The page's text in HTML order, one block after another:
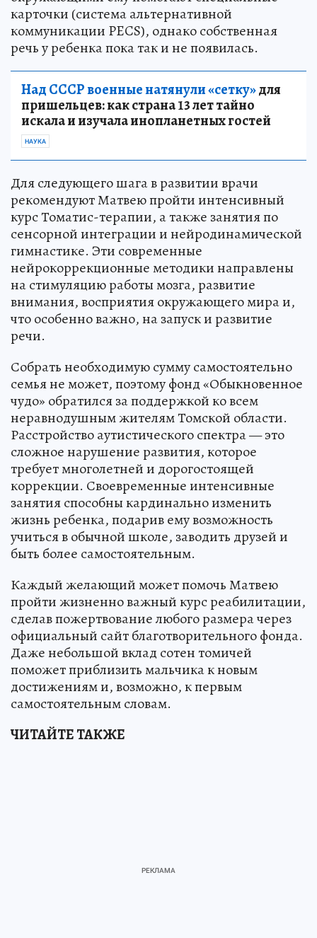
карточки (система альтернативной
коммуникации PECS), однако собственная
речь у ребенка пока так и не появилась.
Над СССР военные натянули «сетку»для
пришельцев: как страна 13 лет тайно
искала и изучала инопланетных гостей
НАУКА
Для следующего шага в развитии врачи
рекомендуют Матвею пройти интенсивный
курс Томатис-терапии, а также занятия по
сенсорной интеграции и нейродинамической
гимнастике. Эти современные
нейрокоррекционные методики направлены
на стимуляцию работы мозга, развитие
внимания, восприятия окружающего мира и,
что особенно важно, на запуск и развитие
речи.
Собрать необходимую сумму самостоятельно
семья не может, поэтому фонд «Обыкновенное
чудо» обратился за поддержкой ко всем
неравнодушным жителям Томской области.
Расстройство аутистического спектра — это
сложное нарушение развития, которое
требует многолетней и дорогостоящей
коррекции. Своевременные интенсивные
занятия способны кардинально изменить
жизнь ребенка, подарив ему возможность
учиться в обычной школе, заводить друзей и
быть более самостоятельным.
Каждый желающий может помочь Матвею
пройти жизненно важный курс реабилитации,
сделав пожертвование любого размера через
официальный сайт благотворительного фонда.
Даже небольшой вклад сотен томичей
поможет приблизить мальчика к новым
достижениям и, возможно, к первым
самостоятельным словам.
ЧИТАЙТЕ ТАКЖЕ